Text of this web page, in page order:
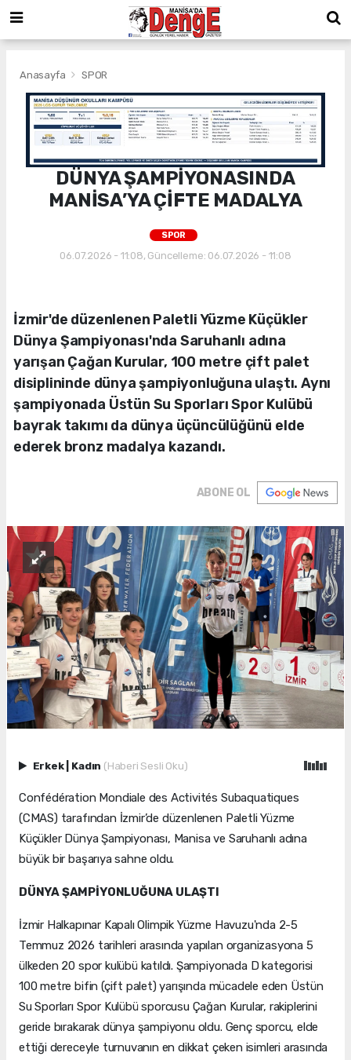
Anasayfa SPOR
DÜNYA ŞAMPİYONASINDA
MANİSA’YA ÇİFTE MADALYA
SPOR
06.07.2026 - 11:08, Güncelleme: 06.07.2026 - 11:08
İzmir'de düzenlenen Paletli Yüzme Küçükler
Dünya Şampiyonası'nda Saruhanlı adına
yarışan Çağan Kurular, 100 metre çift palet
disiplininde dünya şampiyonluğuna ulaştı. Aynı
şampiyonada Üstün Su Sporları Spor Kulübü
bayrak takımı da dünya üçüncülüğünü elde
ederek bronz madalya kazandı.
ABONE OL
Erkek Kadın (Haberi Sesli Oku)
Confédération Mondiale des Activités Subaquatiques
(CMAS) tarafından İzmir’de düzenlenen Paletli Yüzme
Küçükler Dünya Şampiyonası, Manisa ve Saruhanlı adına
büyük bir başarıya sahne oldu.
DÜNYA ŞAMPİYONLUĞUNA ULAŞTI
İzmir Halkapınar Kapalı Olimpik Yüzme Havuzu'nda 2-5
Temmuz 2026 tarihleri arasında yapılan organizasyona 5
ülkeden 20 spor kulübü katıldı. Şampiyonada D kategorisi
100 metre bifin (çift palet) yarışında mücadele eden Üstün
Su Sporları Spor Kulübü sporcusu Çağan Kurular, rakiplerini
geride bırakarak dünya şampiyonu oldu. Genç sporcu, elde
ettiği dereceyle turnuvanın en dikkat çeken isimleri arasında